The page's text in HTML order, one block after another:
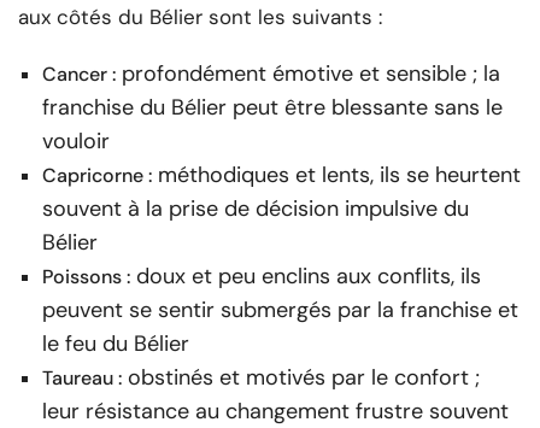
aux côtés du Bélier sont les suivants :
Cancer : profondément émotive et sensible ; la
franchise du Bélier peut être blessante sans le
vouloir
Capricorne : méthodiques et lents, ils se heurtent
souvent à la prise de décision impulsive du
Bélier
Poissons : doux et peu enclins aux conflits, ils
peuvent se sentir submergés par la franchise et
le feu du Bélier
Taureau : obstinés et motivés par le confort ;
leur résistance au changement frustre souvent